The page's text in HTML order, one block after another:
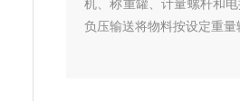
机、称重罐、计量螺杆和
负压输送将物料按设定重量